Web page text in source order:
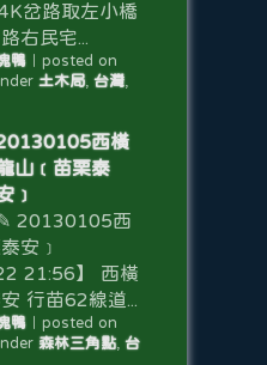
岔路取左小橋
右民宅...
鴨｜ posted on
土木局, 台灣,
西橫
山﹝苗栗泰
﹞
20130105西
安﹞
21:56】 西橫
行苗62線道...
鴨｜ posted on
森林三角點, 台